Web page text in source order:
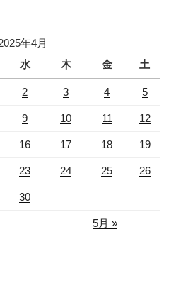
年4月
水 木 金 土
2 3 4 5
9 10 11 12
16 17 18 19
23 24 25 26
30
5月 »